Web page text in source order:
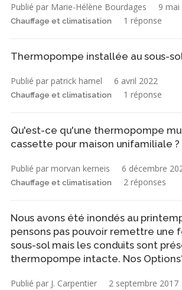
Publié par Marie-Hélène Bourdages 9 mai
Chauffage et climatisation 1 réponse
Thermopompe installée au sous-
Publié par patrick hamel 6 avril 2022
Chauffage et climatisation 1 réponse
Qu'est-ce qu'une thermopompe
cassette pour maison unifamiliale ?
Publié par morvan kerneis 6 décembre
Chauffage et climatisation 2 réponses
Nous avons été inondés au
pensons pas pouvoir remettre une
sous-sol mais les conduits sont
thermopompe intacte. Nos
Publié par J. Carpentier 2 septembre 2017